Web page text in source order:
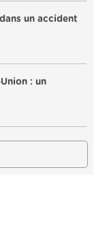
un accident
: un